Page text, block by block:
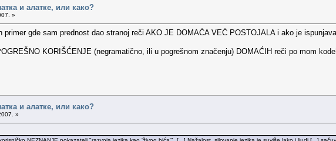
и алатке, или како?
»
gde sam prednost dao stranoj reči AKO JE DOMAĆA VEĆ POSTOJALA i ako je
KORIŠĆENJE (negramatično, ili u pogrešnom značenju) DOMAĆIH reči po mom
и алатке, или како?
»